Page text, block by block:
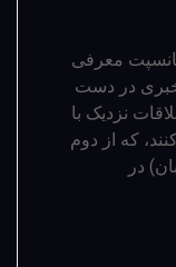
کانسپت معرفی
خبری در دست
نزدیک با
که از دوم
در